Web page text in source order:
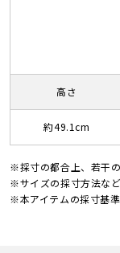
高さ
約49.1cm
※採寸の都合上、若干
※サイズの採寸方法な
※本アイテムの採寸基